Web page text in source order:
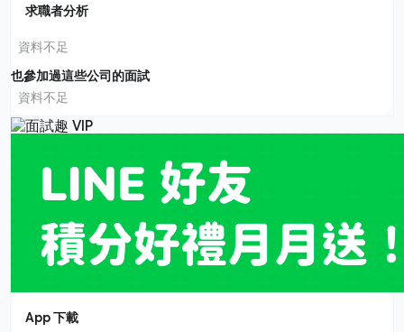
求職者分析
資料不足
也參加過這些公司的面試
資料不足
App 下載